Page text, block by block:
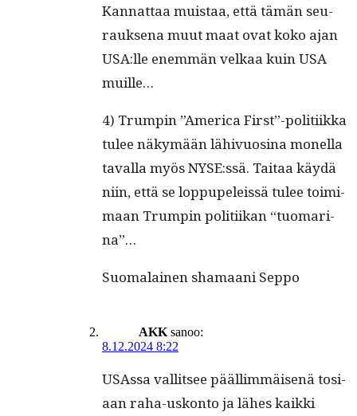
Kan­nat­taa muis­taa, että tämän seu­
rauk­se­na muut maat ovat koko ajan
USA:lle enem­män velkaa kuin USA
muille…
4) Trumpin ”Amer­i­ca First”-politiikka
tulee näkymään lähivu­osi­na monel­la
taval­la myös NYSE:ssä. Taitaa käy­dä
niin, että se lop­pu­peleis­sä tulee toim­i­
maan Trumpin poli­ti­ikan “tuo­ma­ri­
na”…
Suo­ma­lainen shamaani Seppo
AKK sanoo:
8.12.2024 8:22
USAs­sa val­lit­see pääl­lim­mäisenä tosi­
aan raha-uskon­to ja läh­es kaik­ki